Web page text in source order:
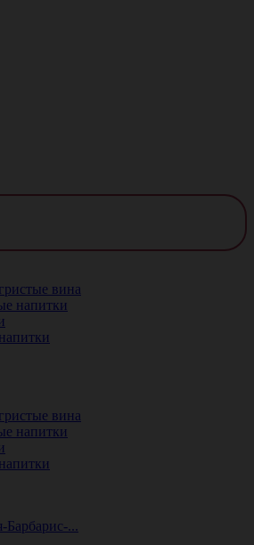
вина
напитки
вина
напитки
...